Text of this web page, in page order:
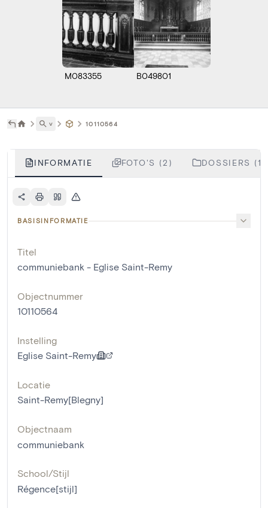
M083355 B049801
˅ 10110564
INFORMATIE FOTO'S (2) DOSSIERS (1)
BASISINFORMATIE
Titel
communiebank - Eglise Saint-Remy
Objectnummer
10110564
Instelling
Eglise Saint-Remy
Locatie
Saint-Remy[Blegny]
Objectnaam
communiebank
School/Stijl
Régence[stijl]